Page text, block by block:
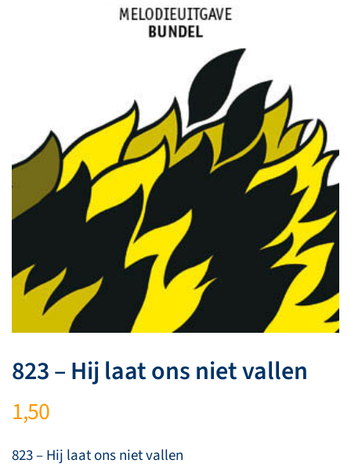
823 – Hij laat ons niet vallen
1,50
823 – Hij laat ons niet vallen